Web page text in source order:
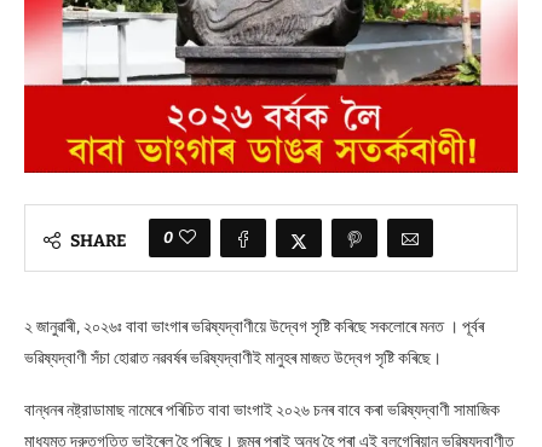
SHARE 0
২ জানুৱাৰী, ২০২৬ঃ বাবা ভাংগাৰ ভৱিষ্যদ্বাণীয়ে উদ্বেগ সৃষ্টি কৰিছে সকলোৰে মনত । পূৰ্বৰ
ভৱিষ্যদ্বাণী সঁচা হোৱাত নৱবৰ্ষৰ ভৱিষ্যদ্বাণীই মানুহৰ মাজত উদ্বেগ সৃষ্টি কৰিছে।
বান্ধনৰ নষ্ট্রাডামাছ নামেৰে পৰিচিত বাবা ভাংগাই ২০২৬ চনৰ বাবে কৰা ভৱিষ্যদ্বাণী সামাজিক
মাধ্যমত দ্রুতগতিত ভাইৰেল হৈ পৰিছে। জন্মৰ পৰাই অন্ধ হৈ পৰা এই বুলগেৰিয়ান ভৱিষ্যদ্বাণীত